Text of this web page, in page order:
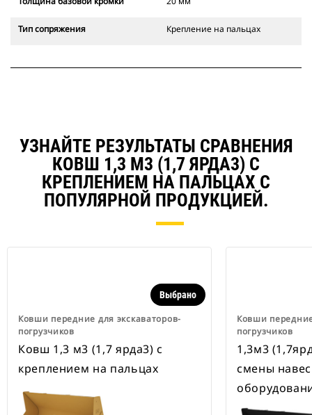
Тип сопряжения Крепление на пальцах
УЗНАЙТЕ РЕЗУЛЬТАТЫ СРАВНЕНИЯ
КОВШ 1,3 М3 (1,7 ЯРДА3) С
КРЕПЛЕНИЕМ НА ПАЛЬЦАХ С
ПОПУЛЯРНОЙ ПРОДУКЦИЕЙ.
Ковши передние для экскаваторов-
погрузчиков
Выбрано
Ковш 1,3 м3 (1,7 ярда3) с
креплением на пальцах
Ковши
погрузчиков
1,3м3
смены